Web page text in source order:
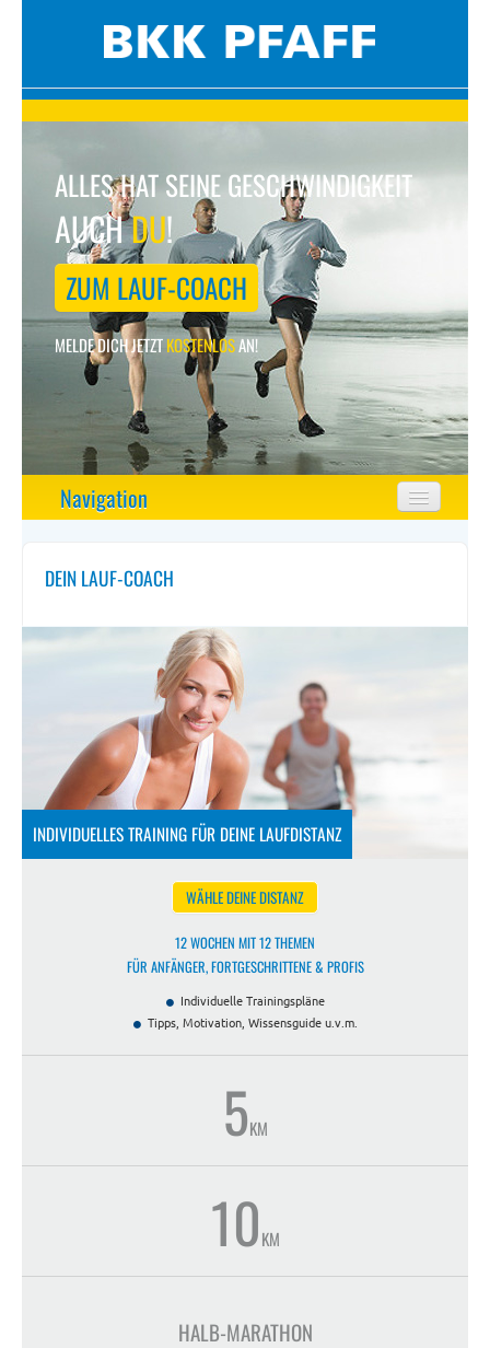
ALLES HAT SEINE GESCHWINDIGKEIT
AUCHDU!
ZUM LAUF-COACH
MELDE DICH JETZTKOSTENLOSAN!
Navigation
Lauf-Coach
Rund ums Laufen
Selbst-Check
Lauf-Distanzen
Lauf-Events
DEIN LAUF-COACH
INDIVIDUELLES TRAINING FÜR DEINE LAUFDISTANZ
WÄHLE DEINE DISTANZ
12 WOCHEN MIT 12 THEMEN
FÜR ANFÄNGER, FORTGESCHRITTENE & PROFIS
Individuelle Trainingspläne
Tipps, Motivation, Wissensguide u.v.m.
5KM
10KM
HALB-MARATHON